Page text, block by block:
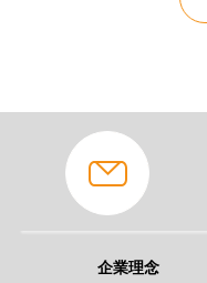
企業理念